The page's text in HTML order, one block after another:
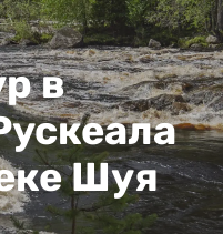
в
Шуя